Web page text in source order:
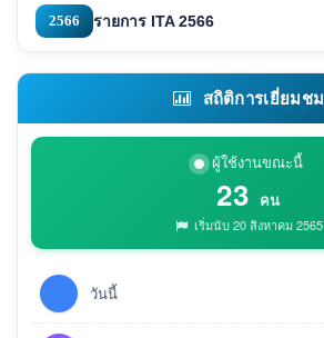
2566 รายการ ITA 2566
สถิติการเยี่ยมชม
ผู้ใช้งานขณะนี้
23 คน
เริ่มนับ 20 สิงหาคม 2565
วันนี้